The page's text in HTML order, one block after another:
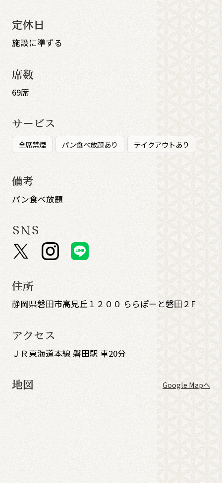
定休日
施設に準ずる
席数
69席
サービス
全席禁煙 パン食べ放題あり テイクアウトあり
備考
パン食べ放題
SNS
住所
静岡県磐田市高見丘１２００ ららぽーと磐田２F
アクセス
ＪＲ東海道本線 磐田駅 車20分
地図 Google Mapへ